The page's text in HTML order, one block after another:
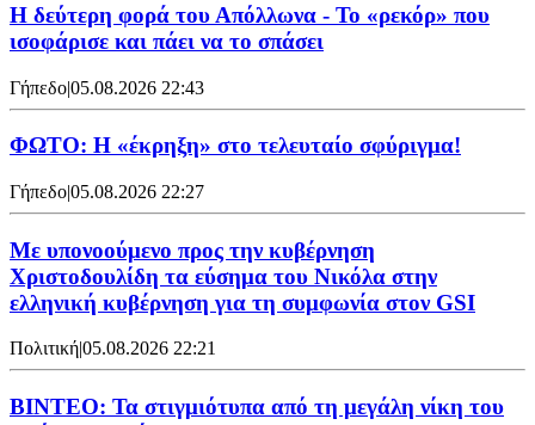
Η δεύτερη φορά του Απόλλωνα - Το «ρεκόρ» που
ισοφάρισε και πάει να το σπάσει
Γήπεδο|05.08.2026 22:43
ΦΩΤΟ: Η «έκρηξη» στο τελευταίο σφύριγμα!
Γήπεδο|05.08.2026 22:27
Με υπονοούμενο προς την κυβέρνηση
Χριστοδουλίδη τα εύσημα του Νικόλα στην
ελληνική κυβέρνηση για τη συμφωνία στον GSI
Πολιτική05.08.2026 22:21
ΒΙΝΤΕΟ: Τα στιγμιότυπα από τη μεγάλη νίκη του